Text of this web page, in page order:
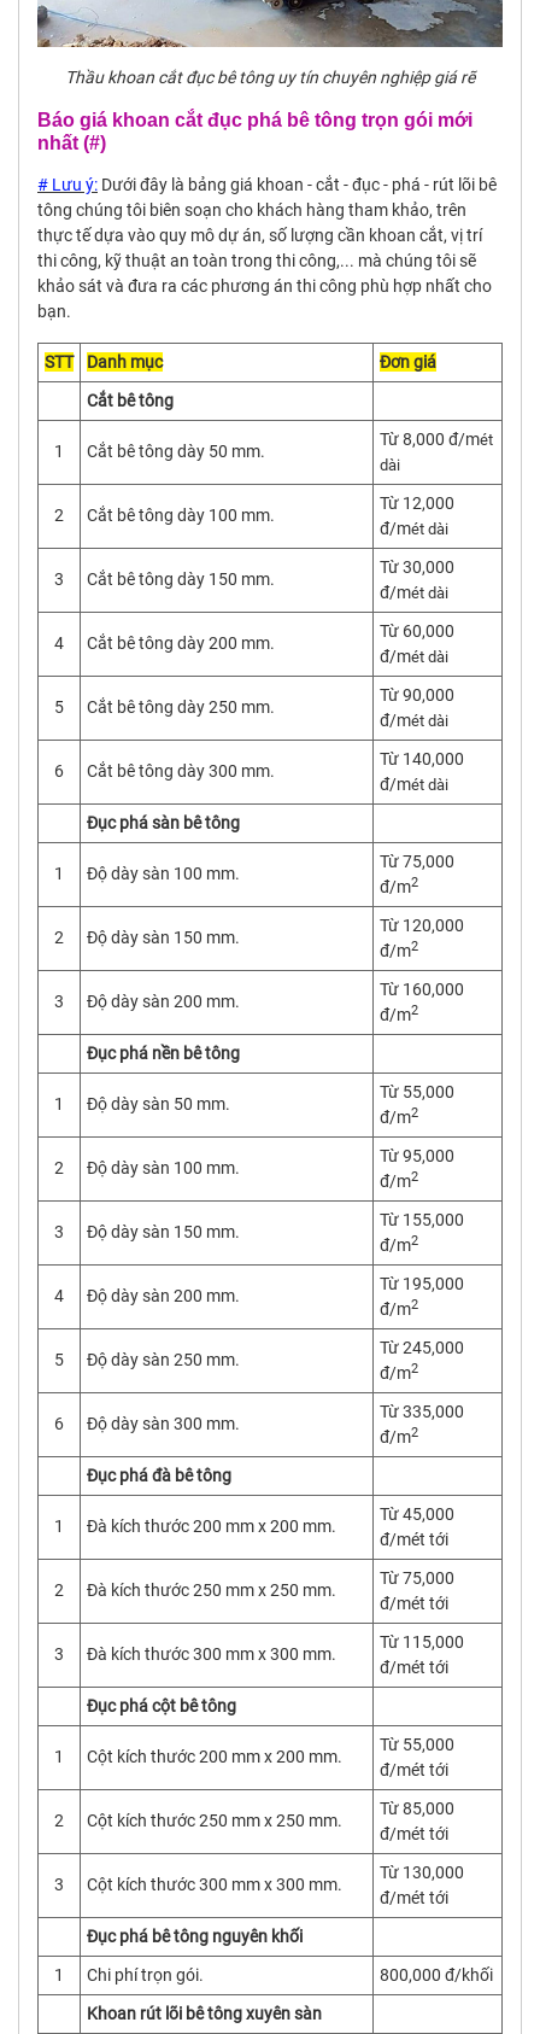
Thầu khoan cắt đục bê tông uy tín chuyên nghiệp giá rẽ
Báo giá khoan cắt đục phá bê tông trọn gói mới
nhất (#)
# Lưu ý: Dưới đây là bảng giá khoan - cắt - đục - phá - rút lõi bê
tông chúng tôi biên soạn cho khách hàng tham khảo, trên
thực tế dựa vào quy mô dự án, số lượng cần khoan cắt, vị trí
thi công, kỹ thuật an toàn trong thi công,... mà chúng tôi sẽ
khảo sát và đưa ra các phương án thi công phù hợp nhất cho
bạn.
STT Danh mục
Đơn giá
Cắt bê tông
1 Cắt bê tông dày 50 mm.
Từ 8,000 đ/mét
dài
2 Cắt bê tông dày 100 mm.
Từ 12,000
đ/mét dài
3 Cắt bê tông dày 150 mm.
Từ 30,000
đ/mét dài
4 Cắt bê tông dày 200 mm.
Từ 60,000
đ/mét dài
5 Cắt bê tông dày 250 mm.
Từ 90,000
đ/mét dài
6 Cắt bê tông dày 300 mm.
Từ 140,000
đ/mét dài
Đục phá sàn bê tông
1 Độ dày sàn 100 mm.
Từ 75,000
đ/m2
2 Độ dày sàn 150 mm.
Từ 120,000
đ/m2
3 Độ dày sàn 200 mm.
Từ 160,000
đ/m2
Đục phá nền bê tông
1 Độ dày sàn 50 mm.
Từ 55,000
đ/m2
2 Độ dày sàn 100 mm.
Từ 95,000
đ/m2
3 Độ dày sàn 150 mm.
Từ 155,000
đ/m2
4 Độ dày sàn 200 mm.
Từ 195,000
đ/m2
5 Độ dày sàn 250 mm.
Từ 245,000
đ/m2
6 Độ dày sàn 300 mm.
Từ 335,000
đ/m2
Đục phá đà bê tông
1 Đà kích thước 200 mm x 200 mm.
Từ 45,000
đ/mét tới
2 Đà kích thước 250 mm x 250 mm.
Từ 75,000
đ/mét tới
3 Đà kích thước 300 mm x 300 mm.
Từ 115,000
đ/mét tới
Đục phá cột bê tông
1 Cột kích thước 200 mm x 200 mm.
Từ 55,000
đ/mét tới
2 Cột kích thước 250 mm x 250 mm.
Từ 85,000
đ/mét tới
3 Cột kích thước 300 mm x 300 mm.
Từ 130,000
đ/mét tới
Đục phá bê tông nguyên khối
1
Chi phí trọn gói.
800,000 đ/khối
Khoan rút lõi bê tông xuyên sàn